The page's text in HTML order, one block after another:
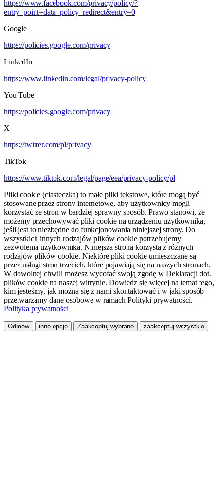
https://www.facebook.com/privacy/policy/?
entry_point=data_policy_redirect&entry=0
Google
https://policies.google.com/privacy
LinkedIn
https://www.linkedin.com/legal/privacy-policy
You Tube
https://policies.google.com/privacy
X
https://twitter.com/pl/privacy
TikTok
https://www.tiktok.com/legal/page/eea/privacy-policy/pl
Pliki cookie (ciasteczka) to małe pliki tekstowe, które mogą być
stosowane przez strony internetowe, aby użytkownicy mogli
korzystać ze stron w bardziej sprawny sposób. Prawo stanowi, że
możemy przechowywać pliki cookie na urządzeniu użytkownika,
jeśli jest to niezbędne do funkcjonowania niniejszej strony. Do
wszystkich innych rodzajów plików cookie potrzebujemy
zezwolenia użytkownika. Niniejsza strona korzysta z różnych
rodzajów plików cookie. Niektóre pliki cookie umieszczane są
przez usługi stron trzecich, które pojawiają się na naszych stronach.
W dowolnej chwili możesz wycofać swoją zgodę w Deklaracji dot.
plików cookie na naszej witrynie. Dowiedz się więcej na temat tego,
kim jesteśmy, jak można się z nami skontaktować i w jaki sposób
przetwarzamy dane osobowe w ramach Polityki prywatności.
Polityka prywatności
Odmów inne opcje Zaakceptuj wybrane zaakceptuj wszystkie